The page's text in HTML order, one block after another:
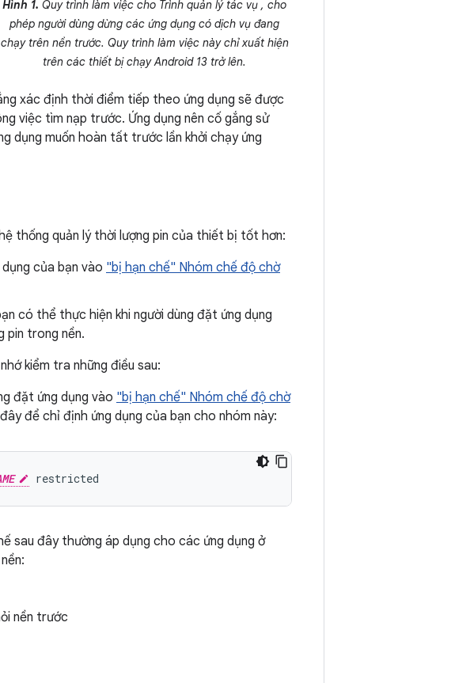
Hình 1. Quy trình làm việc cho Trình quản lý tác vụ , cho
phép người dùng dừng các ứng dụng có dịch vụ đang
chạy trên nền trước. Quy trình làm việc này chỉ xuất hiện
trên các thiết bị chạy Android 13 trở lên.
xác định thời điểm tiếp theo ứng dụng sẽ được
việc tìm nạp trước. Ứng dụng nên cố gắng sử
dụng muốn hoàn tất trước lần khởi chạy ứng
thống quản lý thời lượng pin của thiết bị tốt hơn:
của bạn vào "bị hạn chế" Nhóm chế độ chờ
có thể thực hiện khi người dùng đặt ứng dụng
pin trong nền.
kiểm tra những điều sau:
đặt ứng dụng vào "bị hạn chế" Nhóm chế độ chờ
để chỉ định ứng dụng của bạn cho nhóm này:
sau đây thường áp dụng cho các ứng dụng ở
nền trước